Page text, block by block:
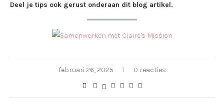
Deel je tips ook gerust onderaan dit blog artikel.
februari 26, 2025 0 reacties